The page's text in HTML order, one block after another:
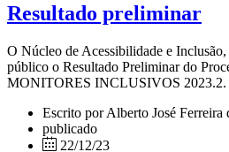
Resultado preliminar
O Núcleo de Acessibilidade e
público o Resultado Preliminar do
MONITORES INCLUSIVOS
Escrito por Alberto José Ferreira
publicado
22/12/23